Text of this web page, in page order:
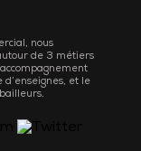
nous
de 3 métiers
et le